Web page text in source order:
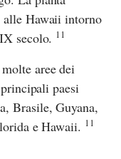
Hawaii intorno
secolo. 11
aree dei
paesi
Brasile, Guyana,
e Hawaii. 11